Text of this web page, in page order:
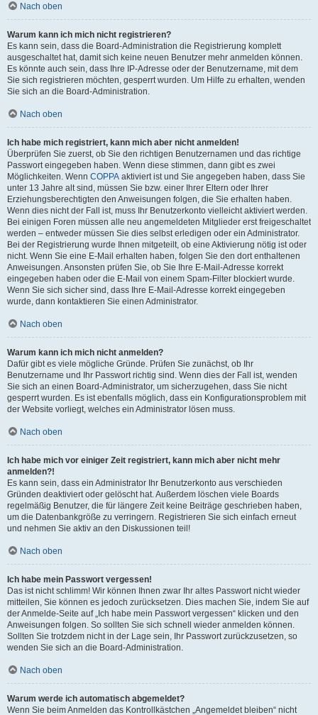
Nach oben
Warum kann ich mich nicht registrieren?
Es kann sein, dass die Board-Administration die Registrierung komplett
ausgeschaltet hat, damit sich keine neuen Benutzer mehr anmelden können.
Es könnte auch sein, dass Ihre IP-Adresse oder der Benutzername, mit dem
Sie sich registrieren möchten, gesperrt wurden. Um Hilfe zu erhalten, wenden
Sie sich an die Board-Administration.
Nach oben
Ich habe mich registriert, kann mich aber nicht anmelden!
Überprüfen Sie zuerst, ob Sie den richtigen Benutzernamen und das richtige
Passwort eingegeben haben. Wenn diese stimmen, dann gibt es zwei
Möglichkeiten. Wenn COPPA aktiviert ist und Sie angegeben haben, dass Sie
unter 13 Jahre alt sind, müssen Sie bzw. einer Ihrer Eltern oder Ihrer
Erziehungsberechtigten den Anweisungen folgen, die Sie erhalten haben.
Wenn dies nicht der Fall ist, muss Ihr Benutzerkonto vielleicht aktiviert werden.
Bei einigen Foren müssen alle neu angemeldeten Mitglieder erst freigeschaltet
werden – entweder müssen Sie dies selbst erledigen oder ein Administrator.
Bei der Registrierung wurde Ihnen mitgeteilt, ob eine Aktivierung nötig ist oder
nicht. Wenn Sie eine E-Mail erhalten haben, folgen Sie den dort enthaltenen
Anweisungen. Ansonsten prüfen Sie, ob Sie Ihre E-Mail-Adresse korrekt
eingegeben haben oder die E-Mail von einem Spam-Filter blockiert wurde.
Wenn Sie sich sicher sind, dass Ihre E-Mail-Adresse korrekt eingegeben
wurde, dann kontaktieren Sie einen Administrator.
Nach oben
Warum kann ich mich nicht anmelden?
Dafür gibt es viele mögliche Gründe. Prüfen Sie zunächst, ob Ihr
Benutzername und Ihr Passwort richtig sind. Wenn dies der Fall ist, wenden
Sie sich an einen Board-Administrator, um sicherzugehen, dass Sie nicht
gesperrt wurden. Es ist ebenfalls möglich, dass ein Konfigurationsproblem mit
der Website vorliegt, welches ein Administrator lösen muss.
Nach oben
Ich habe mich vor einiger Zeit registriert, kann mich aber nicht mehr
anmelden?!
Es kann sein, dass ein Administrator Ihr Benutzerkonto aus verschieden
Gründen deaktiviert oder gelöscht hat. Außerdem löschen viele Boards
regelmäßig Benutzer, die für längere Zeit keine Beiträge geschrieben haben,
um die Datenbankgröße zu verringern. Registrieren Sie sich einfach erneut
und nehmen Sie aktiv an den Diskussionen teil!
Nach oben
Ich habe mein Passwort vergessen!
Das ist nicht schlimm! Wir können Ihnen zwar Ihr altes Passwort nicht wieder
mitteilen, Sie können es jedoch zurücksetzen. Dies machen Sie, indem Sie auf
der Anmelde-Seite auf „Ich habe mein Passwort vergessen“ klicken und den
Anweisungen folgen. So sollten Sie sich schnell wieder anmelden können.
Sollten Sie trotzdem nicht in der Lage sein, Ihr Passwort zurückzusetzen, so
wenden Sie sich an die Board-Administration.
Nach oben
Warum werde ich automatisch abgemeldet?
Wenn Sie beim Anmelden das Kontrollkästchen „Angemeldet bleiben“ nicht